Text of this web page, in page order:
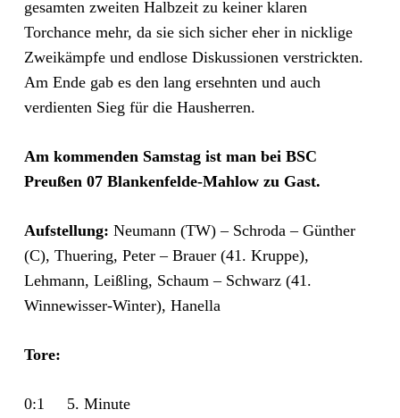
gesamten zweiten Halbzeit zu keiner klaren
Torchance mehr, da sie sich sicher eher in nicklige
Zweikämpfe und endlose Diskussionen verstrickten.
Am Ende gab es den lang ersehnten und auch
verdienten Sieg für die Hausherren.
Am kommenden Samstag ist man bei BSC
Preußen 07 Blankenfelde-Mahlow zu Gast.
Aufstellung: Neumann (TW) – Schroda – Günther
(C), Thuering, Peter – Brauer (41. Kruppe),
Lehmann, Leißling, Schaum – Schwarz (41.
Winnewisser-Winter), Hanella
Tore:
0:1 5. Minute